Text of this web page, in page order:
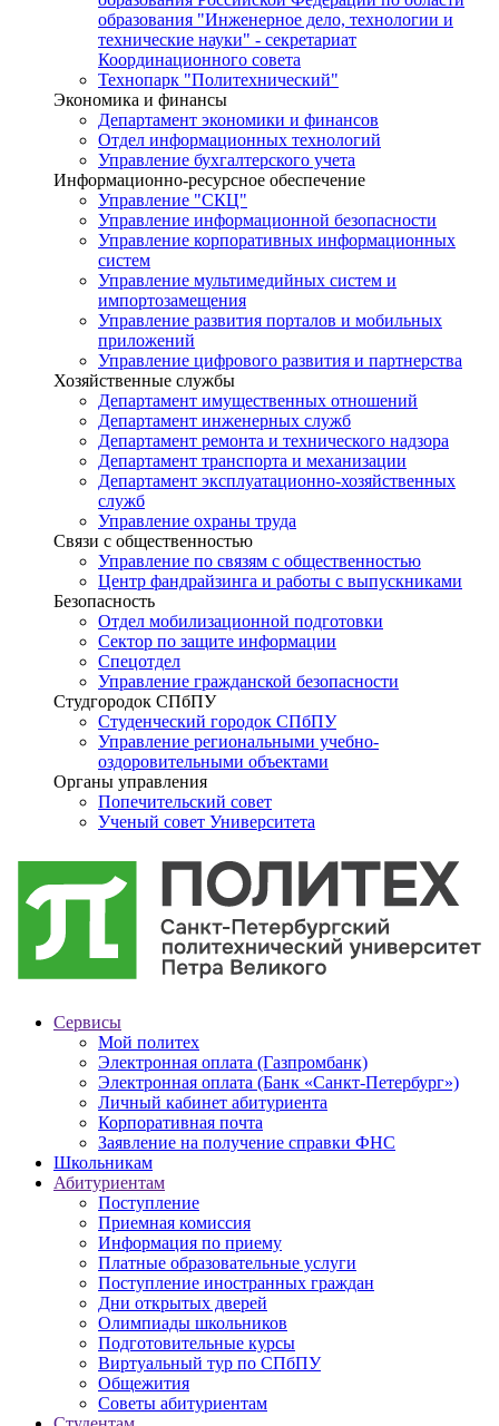
образования "Инженерное дело, технологии и
технические науки" - секретариат
Координационного совета
Технопарк "Политехнический"
Экономика и финансы
Департамент экономики и финансов
Отдел информационных технологий
Управление бухгалтерского учета
Информационно-ресурсное обеспечение
Управление "СКЦ"
Управление информационной безопасности
Управление корпоративных информационных
систем
Управление мультимедийных систем и
импортозамещения
Управление развития порталов и мобильных
приложений
Управление цифрового развития и партнерства
Хозяйственные службы
Департамент имущественных отношений
Департамент инженерных служб
Департамент ремонта и технического надзора
Департамент транспорта и механизации
Департамент эксплуатационно-хозяйственных
служб
Управление охраны труда
Связи с общественностью
Управление по связям с общественностью
Центр фандрайзинга и работы с выпускниками
Безопасность
Отдел мобилизационной подготовки
Сектор по защите информации
Спецотдел
Управление гражданской безопасности
Студгородок СПбПУ
Студенческий городок СПбПУ
Управление региональными учебно-
оздоровительными объектами
Органы управления
Попечительский совет
Ученый совет Университета
Сервисы
Мой политех
Электронная оплата (Газпромбанк)
Электронная оплата (Банк «Санкт-Петербург»)
Личный кабинет абитуриента
Корпоративная почта
Заявление на получение справки ФНС
Школьникам
Абитуриентам
Поступление
Приемная комиссия
Информация по приему
Платные образовательные услуги
Поступление иностранных граждан
Дни открытых дверей
Олимпиады школьников
Подготовительные курсы
Виртуальный тур по СПбПУ
Общежития
Советы абитуриентам